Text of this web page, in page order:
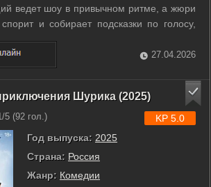
ведет шоу в привычном ритме, а жюри
и собирает подсказки по голосу,
деталям выступлений. С каждым
растет, потому что один персонаж
...
27.04.2026
Шурика (2025)
5 (92 гол.)
Год выпуска: 2025
Страна: Россия
Жанр: Комедии
KP 5.0